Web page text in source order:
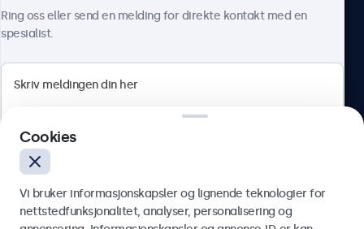
Norsk
Ring oss eller send en melding for direkte kontakt med en
spesialist.
Cookies
Vi bruker informasjonskapsler og lignende teknologier for
nettstedfunksjonalitet, analyser, personalisering og